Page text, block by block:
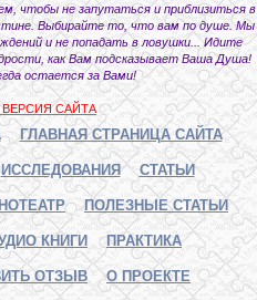
чтобы не запутаться и приблизиться в
Выбирайте то, что вам по душе. Мы
и не попадать в ловушки... Идите
как Вам подсказывает Ваша Душа!
остается за Вами!
САЙТА
ГЛАВНАЯ СТРАНИЦА САЙТА
ИССЛЕДОВАНИЯ СТАТЬИ
ПОЛЕЗНЫЕ СТАТЬИ
КНИГИ ПРАКТИКА
ОТЗЫВ О ПРОЕКТЕ